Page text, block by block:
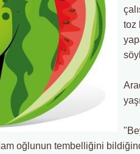
toz
oğlunun tembelliğini